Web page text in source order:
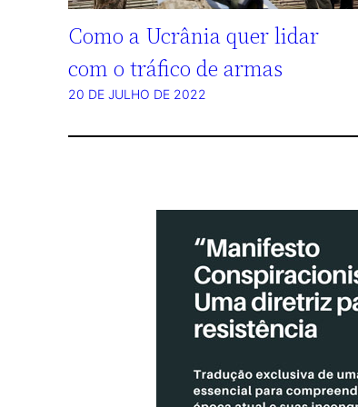
Como a Ucrânia quer lidar
com o tráfico de armas
20 DE JULHO DE 2022